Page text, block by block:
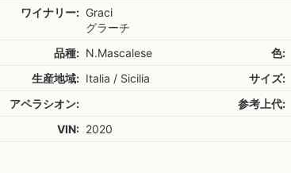
ワイナリー: Graci
グラーチ
品種: N.Mascalese 色:
生産地域: Italia / Sicilia サイズ:
アペラシオン:
参考上代:
VIN: 2020